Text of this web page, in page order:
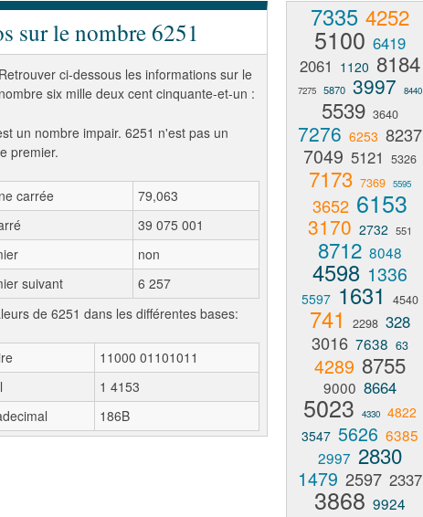
sur le nombre 6251
Retrouver ci-dessous les informations sur le
nombre six mille deux cent cinquante-et-un :
un nombre impair. 6251 n'est pas un
premier.
carrée
79,063
39 075 001
non
suivant
6 257
de 6251 dans les différentes bases:
11000 01101011
1 4153
186B
7335 4252
5100 6419
2061 1120 8184
7275 5870 3997 8440
5539 3640
7276 6253 8237
7049 5121 5326
7173 7369 5595
3652 6153
3170 2732 551
8712 8048
4598 1336
5597 1631 4540
741 2298 328
3016 7638 63
4289 8755
9000 8664
5023 4330 4822
3547 5626 6385
2997 2830
1479 2597 2337
3868 9924